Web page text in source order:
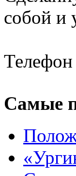
собой и
Самые